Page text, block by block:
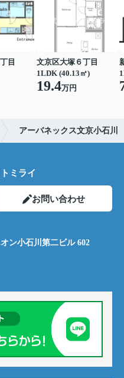
目
文京区大塚６丁目
1LDK (40.13㎡)
19.4万円
アーバネックス文京小石川
ミライ
お問い合わせ
ン小石川第二ビル 602